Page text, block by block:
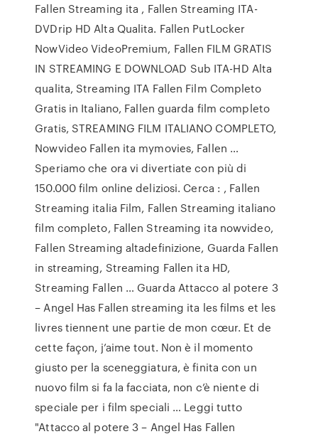
Fallen Streaming ita , Fallen Streaming ITA-
DVDrip HD Alta Qualita. Fallen PutLocker
NowVideo VideoPremium, Fallen FILM GRATIS
IN STREAMING E DOWNLOAD Sub ITA-HD Alta
qualita, Streaming ITA Fallen Film Completo
Gratis in Italiano, Fallen guarda film completo
Gratis, STREAMING FILM ITALIANO COMPLETO,
Nowvideo Fallen ita mymovies, Fallen …
Speriamo che ora vi divertiate con più di
150.000 film online deliziosi. Cerca : , Fallen
Streaming italia Film, Fallen Streaming italiano
film completo, Fallen Streaming ita nowvideo,
Fallen Streaming altadefinizione, Guarda Fallen
in streaming, Streaming Fallen ita HD,
Streaming Fallen … Guarda Attacco al potere 3
– Angel Has Fallen streaming ita les films et les
livres tiennent une partie de mon cœur. Et de
cette façon, j’aime tout. Non è il momento
giusto per la sceneggiatura, è finita con un
nuovo film si fa la facciata, non c’è niente di
speciale per i film speciali … Leggi tutto
"Attacco al potere 3 – Angel Has Fallen